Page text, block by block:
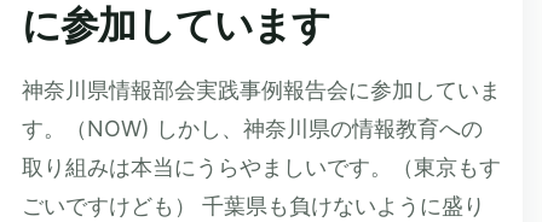
に参加しています
神奈川県情報部会実践事例報告会に参加していま
す。（NOW) しかし、神奈川県の情報教育への
取り組みは本当にうらやましいです。（東京もす
ごいですけども） 千葉県も負けないように盛り